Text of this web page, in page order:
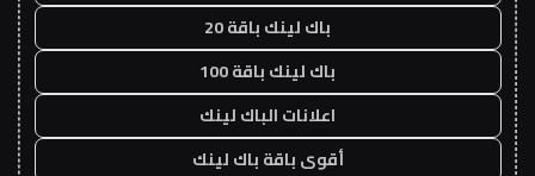
باك لينك باقة 20
باك لينك باقة 100
اعلانات الباك لينك
أقوى باقة باك لينك